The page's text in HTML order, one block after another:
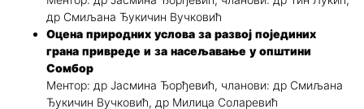
др Смиљана Ђукичин Вучковић
Оцена природних услова за развој појединих
грана привреде и за насељавање у општини
Сомбор
Ментор: др Јасмина Ђорђевић, чланови: др Смиљана
Ђукичин Вучковић, др Милица Соларевић